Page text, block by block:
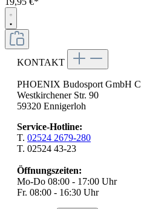
KONTAKT
PHOENIX Budosport GmbH
Westkirchener Str. 90
59320 Ennigerloh
Service-Hotline:
T. 02524 2679-280
T. 02524 43-23
Öffnungszeiten:
Mo-Do 08:00 - 17:00 Uhr
Fr. 08:00 - 16:30 Uhr